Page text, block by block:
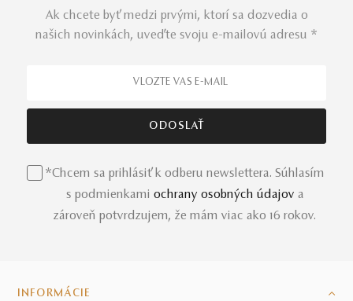
Ak chcete byť medzi prvými, ktorí sa dozvedia o
našich novinkách, uveďte svoju e-mailovú adresu *
*Chcem sa prihlásiť k odberu newslettera. Súhlasím
s podmienkami ochrany osobných údajov a
zároveň potvrdzujem, že mám viac ako 16 rokov.
INFORMÁCIE